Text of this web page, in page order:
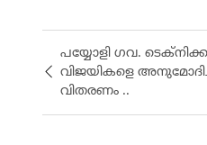
പയ്യോളി ഗവ.
വിജയികളെ
വിതരണം ..